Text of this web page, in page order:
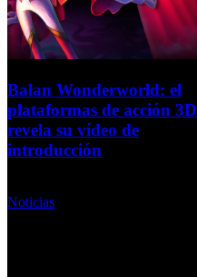
Balan Wonderworld: el
plataformas de acción 3D
revela su vídeo de
introducción
Noticias